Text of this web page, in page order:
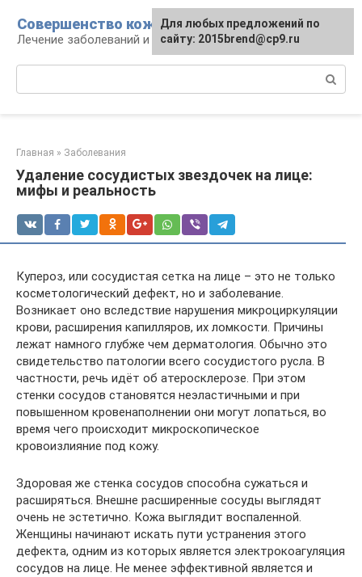
контенту
Совершенство кожи
Лечение заболеваний и уход за кожей
Главная » Заболевания
Удаление сосудистых звездочек на лице:
мифы и реальность
Купероз, или сосудистая сетка на лице – это не только
косметологический дефект, но и заболевание.
Возникает оно вследствие нарушения микроциркуляции
крови, расширения капилляров, их ломкости. Причины
лежат намного глубже чем дерматология. Обычно это
свидетельство патологии всего сосудистого русла. В
частности, речь идёт об атеросклерозе. При этом
стенки сосудов становятся неэластичными и при
повышенном кровенаполнении они могут лопаться, во
время чего происходит микроскопическое
кровоизлияние под кожу.
Здоровая же стенка сосудов способна сужаться и
расширяться. Внешне расширенные сосуды выглядят
очень не эстетично. Кожа выглядит воспаленной.
Женщины начинают искать пути устранения этого
дефекта, одним из которых является электрокоагуляция
сосудов на лице. Не менее эффективной является и
Для любых предложений по
сайту: 2015brend@cp9.ru